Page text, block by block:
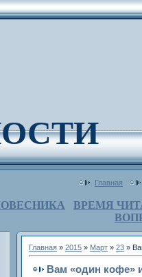
Главная
ВРЕМЯ
Главная » 2015 » Март » 23 »
Вам «один кофе»